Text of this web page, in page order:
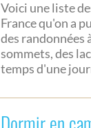
Voici une liste
France qu'on a
des randonnées
sommets, des
temps d'une